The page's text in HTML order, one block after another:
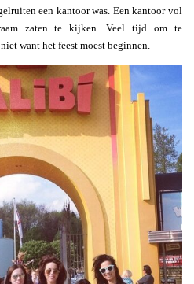
een kantoor was. Een kantoor vol
zaten te kijken. Veel tijd om te
want het feest moest beginnen.